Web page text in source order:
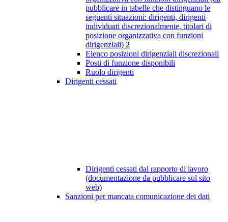
pubblicare in tabelle che distinguano le
seguenti situazioni: dirigenti, dirigenti
individuati discrezionalmente, titolari di
posizione organizzativa con funzioni
dirigenziali) 2
Elenco posizioni dirigenziali discrezionali
Posti di funzione disponibili
Ruolo dirigenti
Dirigenti cessati
Dirigenti cessati dal rapporto di lavoro
(documentazione da pubblicare sul sito
web)
Sanzioni per mancata comunicazione dei dati